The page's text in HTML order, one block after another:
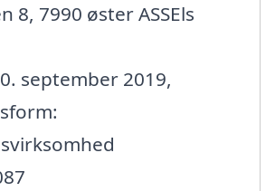
8, 7990 øster ASSEls
september 2019,